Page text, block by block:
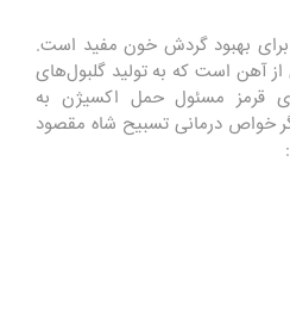
بهبود گردش خون مفید است.
آهن است که به تولید گلبول‌های
قرمز مسئول حمل اکسیژن به
خواص درمانی تسبیح شاه مقصود